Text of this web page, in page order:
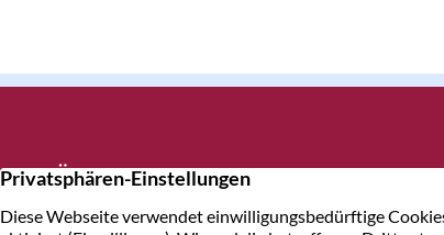
Über uns